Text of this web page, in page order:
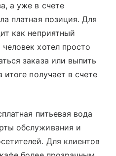
а уже в счете
платная позиция. Для
как неприятный
хотел просто
заказа или выпить
получает в счете
питьевая вода
обслуживания и
Для клиентов